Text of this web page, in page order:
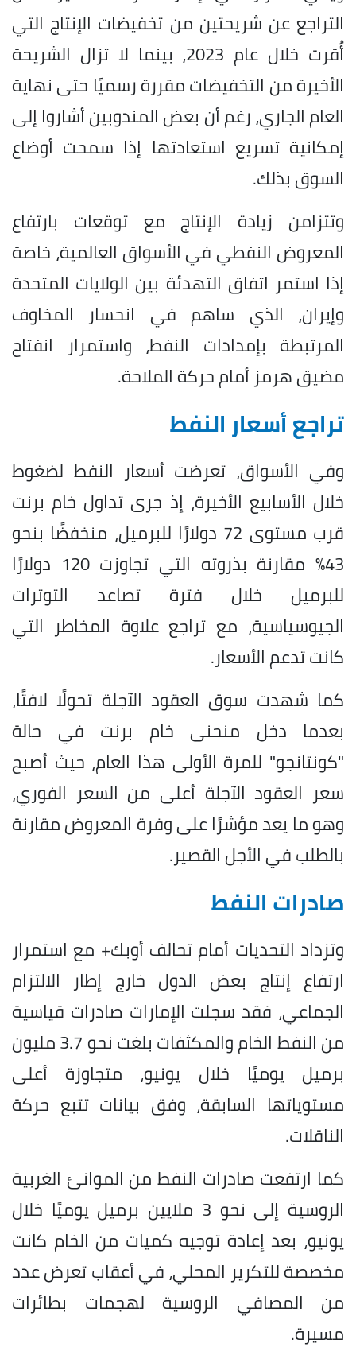
التراجع عن شريحتين من تخفيضات الإنتاج التي
أُقرت خلال عام 2023، بينما لا تزال الشريحة
الأخيرة من التخفيضات مقررة رسميًا حتى نهاية
العام الجاري، رغم أن بعض المندوبين أشاروا إلى
إمكانية تسريع استعادتها إذا سمحت أوضاع
السوق بذلك.
وتتزامن زيادة الإنتاج مع توقعات بارتفاع
المعروض النفطي في الأسواق العالمية، خاصة
إذا استمر اتفاق التهدئة بين الولايات المتحدة
وإيران، الذي ساهم في انحسار المخاوف
المرتبطة بإمدادات النفط، واستمرار انفتاح
مضيق هرمز أمام حركة الملاحة.
تراجع أسعار النفط
وفي الأسواق، تعرضت أسعار النفط لضغوط
خلال الأسابيع الأخيرة، إذ جرى تداول خام برنت
قرب مستوى 72 دولارًا للبرميل، منخفضًا بنحو
43% مقارنة بذروته التي تجاوزت 120 دولارًا
للبرميل خلال فترة تصاعد التوترات
الجيوسياسية، مع تراجع علاوة المخاطر التي
كانت تدعم الأسعار.
كما شهدت سوق العقود الآجلة تحولًا لافتًا،
بعدما دخل منحنى خام برنت في حالة
"كونتانجو" للمرة الأولى هذا العام، حيث أصبح
سعر العقود الآجلة أعلى من السعر الفوري،
وهو ما يعد مؤشرًا على وفرة المعروض مقارنة
بالطلب في الأجل القصير.
صادرات النفط
وتزداد التحديات أمام تحالف أوبك+ مع استمرار
ارتفاع إنتاج بعض الدول خارج إطار الالتزام
الجماعي، فقد سجلت الإمارات صادرات قياسية
من النفط الخام والمكثفات بلغت نحو 3.7 مليون
برميل يوميًا خلال يونيو، متجاوزة أعلى
مستوياتها السابقة، وفق بيانات تتبع حركة
الناقلات.
كما ارتفعت صادرات النفط من الموانئ الغربية
الروسية إلى نحو 3 ملايين برميل يوميًا خلال
يونيو، بعد إعادة توجيه كميات من الخام كانت
مخصصة للتكرير المحلي، في أعقاب تعرض عدد
من المصافي الروسية لهجمات بطائرات
مسيرة.